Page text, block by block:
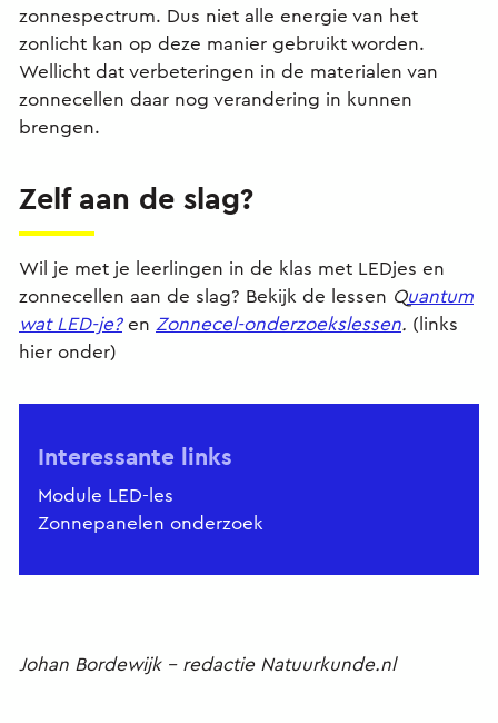
zonnespectrum. Dus niet alle energie van het
zonlicht kan op deze manier gebruikt worden.
Wellicht dat verbeteringen in de materialen van
zonnecellen daar nog verandering in kunnen
brengen.
Zelf aan de slag?
Wil je met je leerlingen in de klas met LEDjes en
zonnecellen aan de slag? Bekijk de lessen Quantum
wat LED-je?en Zonnecel-onderzoekslessen. (links
hier onder)
Interessante links
Module LED-les
Zonnepanelen onderzoek
Johan Bordewijk - redactie Natuurkunde.nl